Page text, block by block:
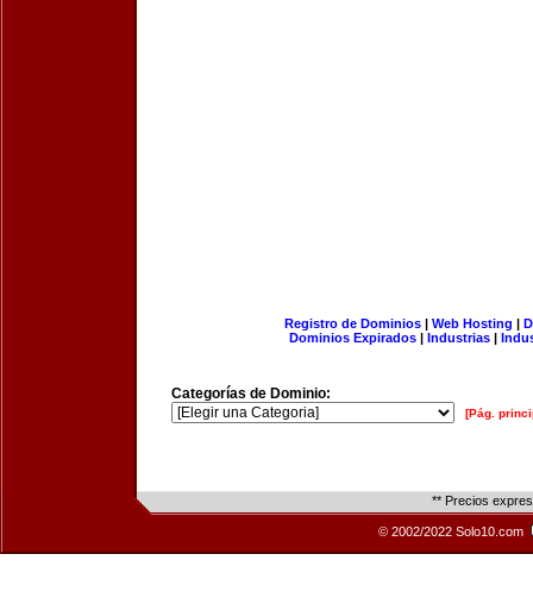
Registro de Dominios| Web Hosting |
Dominios Expirados | Industrias |
Categorías de Dominio:
[Pág.
** Precios
© 2002/2022 Solo10.com